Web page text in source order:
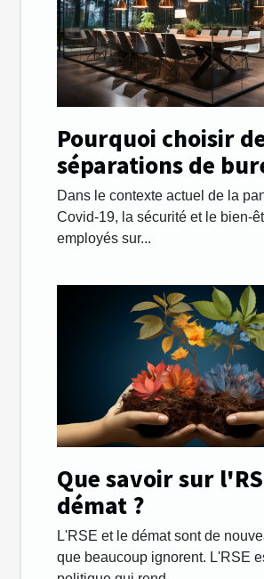
Pourquoi choisir
séparations de
plexiglass ?
Dans le contexte actuel de la
Covid-19, la sécurité et le bien-
employés sur...
Que savoir sur
démat ?
L'RSE et le démat sont de
que beaucoup ignorent. L'RSE